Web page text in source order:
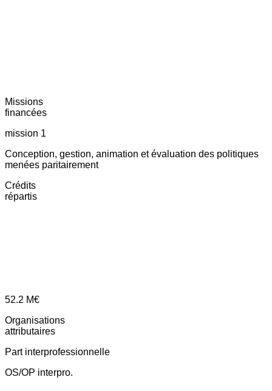
Missions
financées
mission 1
Conception, gestion, animation et évaluation des politiques
menées paritairement
Crédits
répartis
52.2 M€
Organisations
attributaires
Part interprofessionnelle
OS/OP interpro.